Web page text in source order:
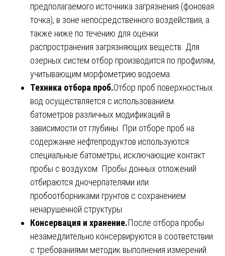
предполагаемого источника загрязнения (фоновая
точка), в зоне непосредственного воздействия, а
также ниже по течению для оценки
распространения загрязняющих веществ. Для
озерных систем отбор производится по профилям,
учитывающим морфометрию водоема.
Техника отбора проб.Отбор проб поверхностных
вод осуществляется с использованием
батометров различных модификаций в
зависимости от глубины. При отборе проб на
содержание нефтепродуктов используются
специальные батометры, исключающие контакт
пробы с воздухом. Пробы донных отложений
отбираются дночерпателями или
пробоотборниками грунтов с сохранением
ненарушенной структуры.
Консервация и хранение.После отбора пробы
незамедлительно консервируются в соответствии
с требованиями методик выполнения измерений.